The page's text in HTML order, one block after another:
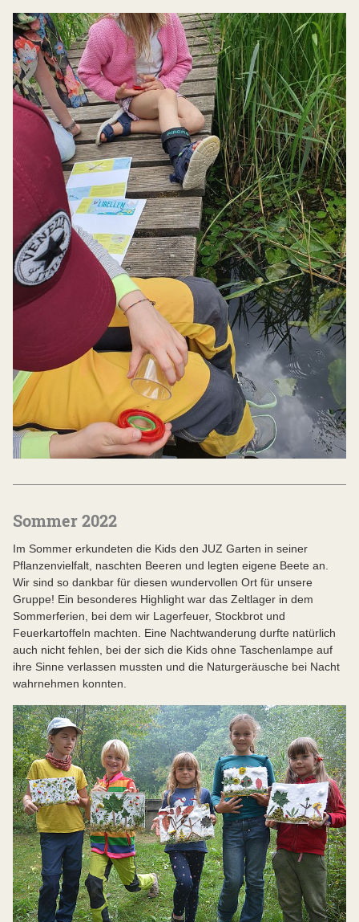
Sommer 2022
Im Sommer erkundeten die Kids den JUZ Garten in seiner
Pflanzenvielfalt, naschten Beeren und legten eigene Beete an.
Wir sind so dankbar für diesen wundervollen Ort für unsere
Gruppe! Ein besonderes Highlight war das Zeltlager in dem
Sommerferien, bei dem wir Lagerfeuer, Stockbrot und
Feuerkartoffeln machten. Eine Nachtwanderung durfte natürlich
auch nicht fehlen, bei der sich die Kids ohne Taschenlampe auf
ihre Sinne verlassen mussten und die Naturgeräusche bei Nacht
wahrnehmen konnten.